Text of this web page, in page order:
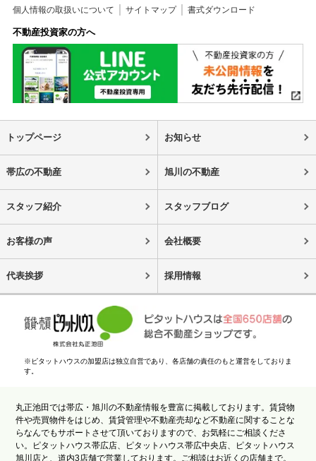
個人情報の取扱いについて
サイトマップ 書式ダウンロード
不動産投資家の方へ
トップページ お知らせ
帯広の不動産 旭川の不動産
スタッフ紹介 スタッフブログ
お客様の声 会社概要
代表挨拶 採用情報
※ピタットハウスの加盟店は独立自営であり、各店舗の責任のもと運営をしておりま
す。
丸正池田では帯広・旭川の不動産情報を豊富に掲載しております。賃貸物
件や売買物件をはじめ、賃貸管理や不動産売却など不動産に関することな
らなんでもサポートさせて頂いておりますので、お気軽にご相談くださ
い。ピタットハウス帯広店、ピタットハウス帯広中央店、ピタットハウス
旭川店と、道内3店舗で営業しております。ご相談はお近くの店舗まで。